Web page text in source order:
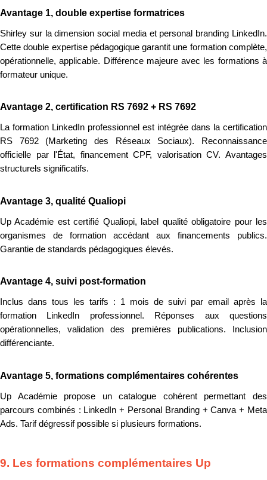
Avantage 1, double expertise formatrices
Shirley sur la dimension social media et personal branding LinkedIn.
Cette double expertise pédagogique garantit une formation complète,
opérationnelle, applicable. Différence majeure avec les formations à
formateur unique.
Avantage 2, certification RS 7692 + RS 7692
La formation LinkedIn professionnel est intégrée dans la certification
RS 7692 (Marketing des Réseaux Sociaux). Reconnaissance
officielle par l'État, financement CPF, valorisation CV. Avantages
structurels significatifs.
Avantage 3, qualité Qualiopi
Up Académie est certifié Qualiopi, label qualité obligatoire pour les
organismes de formation accédant aux financements publics.
Garantie de standards pédagogiques élevés.
Avantage 4, suivi post-formation
Inclus dans tous les tarifs : 1 mois de suivi par email après la
formation LinkedIn professionnel. Réponses aux questions
opérationnelles, validation des premières publications. Inclusion
différenciante.
Avantage 5, formations complémentaires cohérentes
Up Académie propose un catalogue cohérent permettant des
parcours combinés : LinkedIn + Personal Branding + Canva + Meta
Ads. Tarif dégressif possible si plusieurs formations.
9. Les formations complémentaires Up